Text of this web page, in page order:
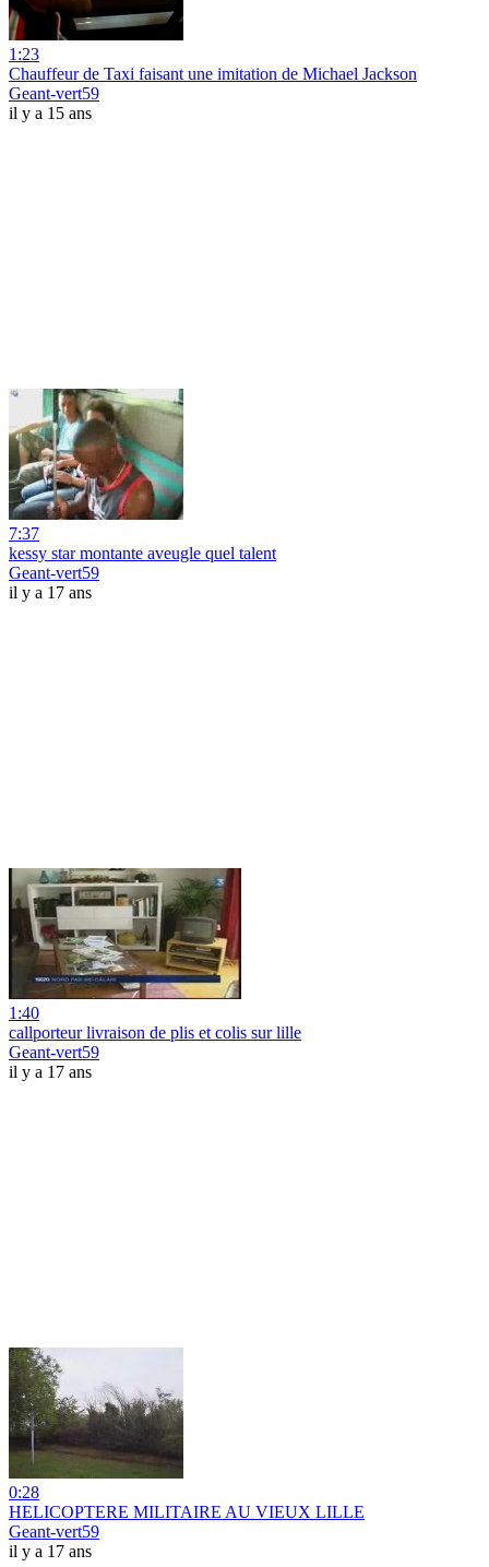
1:23
Chauffeur de Taxi faisant une imitation de Michael Jackson
Geant-vert59
il y a 15 ans
7:37
kessy star montante aveugle quel talent
Geant-vert59
il y a 17 ans
1:40
callporteur livraison de plis et colis sur lille
Geant-vert59
il y a 17 ans
0:28
HELICOPTERE MILITAIRE AU VIEUX LILLE
Geant-vert59
il y a 17 ans